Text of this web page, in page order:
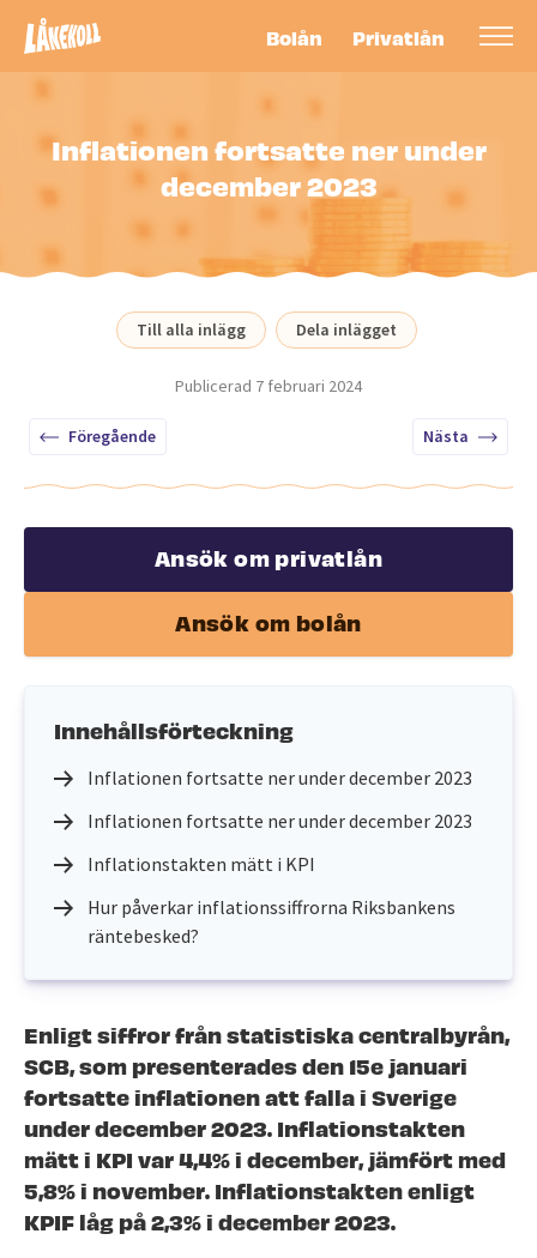
Bolån Privatlån
Inflationen fortsatte ner under
december 2023
Till alla inlägg Dela inlägget
Publicerad 7 februari 2024
Föregående Nästa
Ansök om privatlån
Ansök om bolån
Innehållsförteckning
Inflationen fortsatte ner under december 2023
Inflationen fortsatte ner under december 2023
Inflationstakten mätt i KPI
Hur påverkar inflationssiffrorna Riksbankens
räntebesked?
Enligt siffror från statistiska centralbyrån,
SCB, som presenterades den 15e januari
fortsatte inflationen att falla i Sverige
under december 2023. Inflationstakten
mätt i KPI var 4,4% i december, jämfört med
5,8% i november. Inflationstakten enligt
KPIF låg på 2,3% i december 2023.